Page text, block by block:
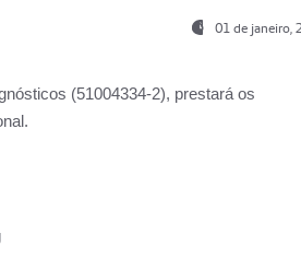
01 de janeiro,
(51004334-2), prestará os